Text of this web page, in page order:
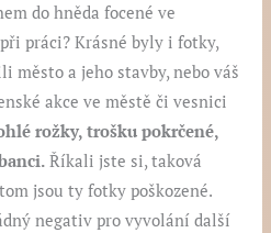
do hněda focené ve
práci? Krásné byly i fotky,
a jeho stavby, nebo váš
akce ve městě či vesnici
rožky, trošku pokrčené,
Říkali jste si, taková
jsou ty fotky poškozené.
negativ pro vyvolání další